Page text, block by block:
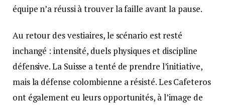
équipe n’a réussi à trouver la faille avant la pause.
Au retour des vestiaires, le scénario est resté
inchangé : intensité, duels physiques et discipline
défensive. La Suisse a tenté de prendre l’initiative,
mais la défense colombienne a résisté. Les Cafeteros
ont également eu leurs opportunités, à l’image de